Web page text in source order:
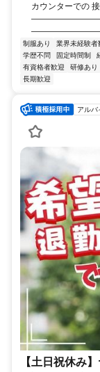
カウンターでの
制服あり 業界未経験者
学歴不問
固定時間制
有資格者歓迎
研修あり
長期歓迎
アルバ
【土日祝休み